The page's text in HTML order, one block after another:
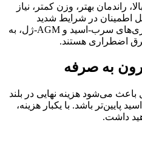
راندمان بهتر، وزن کمتر، نیاز
اطمینان در شرایط شدید
آب‌و‌هوایی، جایگزین بی‌رقیب باتری‌های سرب-اسید و AGM-ژل، به
اضطراری هستند.
به صرفه
این مدل تا 8000 سیکل باعث می‌شود هزینه نهایی در بلند
پایین‌تر باشد. با یکبار هزینه،
داشت.